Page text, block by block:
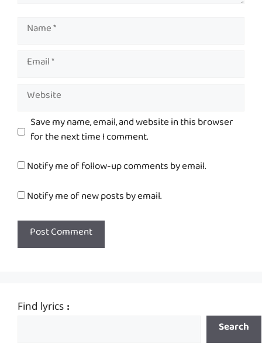
Name
Email
Website
Save my name, email, and website in this browser
for the next time I comment.
Notify me of follow-up comments by email.
Notify me of new posts by email.
Find lyrics :
Search